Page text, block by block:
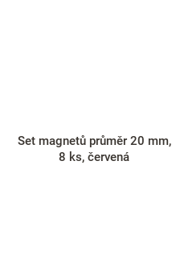
Set magnetů průměr 20 mm,
8 ks, červená